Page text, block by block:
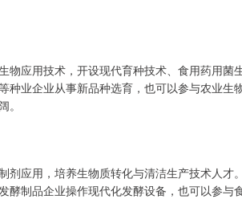
物应用技术，开设现代育种技术、食用药用
种业企业从事新品种选育，也可以参与农业
。
剂应用，培养生物质转化与清洁生产技术人
酵制品企业操作现代化发酵设备，也可以参